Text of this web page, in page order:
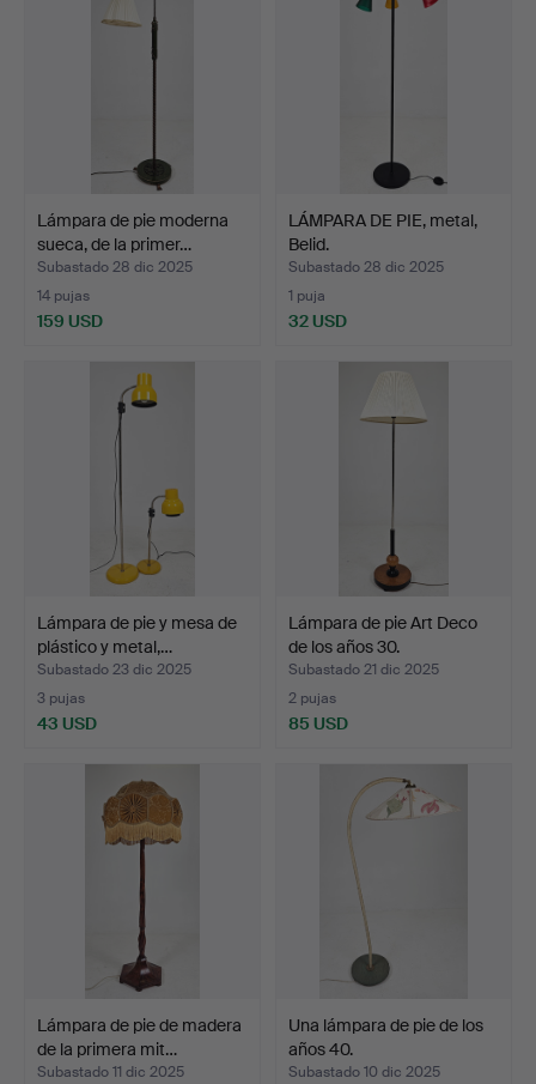
Lámpara de pie moderna
sueca, de la primer…
Subastado 28 dic 2025
14 pujas
159 USD
LÁMPARA DE PIE, metal,
Belid.
Subastado 28 dic 2025
1 puja
32 USD
Lámpara de pie y mesa de
plástico y metal,…
Subastado 23 dic 2025
3 pujas
43 USD
Lámpara de pie Art Deco
de los años 30.
Subastado 21 dic 2025
2 pujas
85 USD
Lámpara de pie de madera
de la primera mit…
Subastado 11 dic 2025
Una lámpara de pie de los
años 40.
Subastado 10 dic 2025